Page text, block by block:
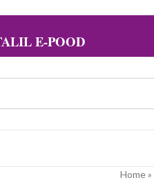
E-POOD
Home»